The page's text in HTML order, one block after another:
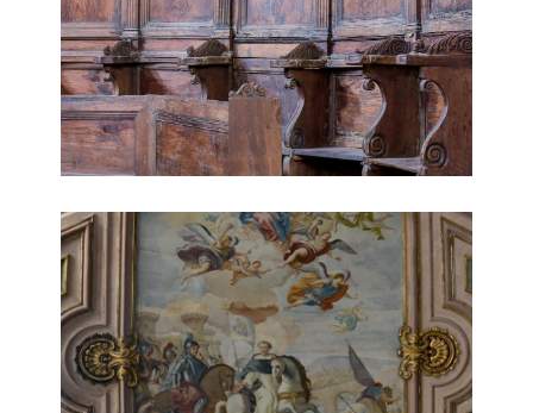
Chiesa di Sant'Anna